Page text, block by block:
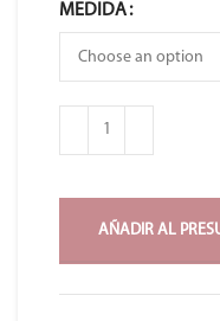
MEDIDA
AÑADIR AL